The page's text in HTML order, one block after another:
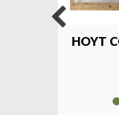
HOYT